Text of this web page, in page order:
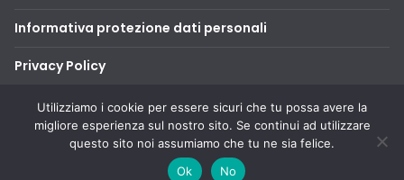
Informativa protezione dati personali
Privacy Policy
Terms and Conditions
SAFA2000. Tutti i diritti riservati.
Utilizziamo i cookie per essere sicuri che tu possa avere la
migliore esperienza sul nostro sito. Se continui ad utilizzare
questo sito noi assumiamo che tu ne sia felice.
Ok
No